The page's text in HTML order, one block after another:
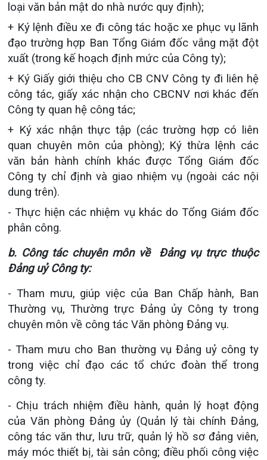
loại văn bản mật do nhà nước quy định);
+ Ký lệnh điều xe đi công tác hoặc xe phục vụ lãnh
đạo trường hợp Ban Tổng Giám đốc vắng mặt đột
xuất (trong kế hoạch định mức của Công ty);
+ Ký Giấy giới thiệu cho CB CNV Công ty đi liên hệ
công tác, giấy xác nhận cho CBCNV nơi khác đến
Công ty quan hệ công tác;
+ Ký xác nhận thực tập (các trường hợp có liên
quan chuyên môn của phòng); Ký thừa lệnh các
văn bản hành chính khác được Tổng Giám đốc
Công ty chỉ định và giao nhiệm vụ (ngoài các nội
dung trên).
- Thực hiện các nhiệm vụ khác do Tổng Giám đốc
phân công.
b. Công tác chuyên môn về Đảng vụ trực thuộc
Đảng uỷ Công ty:
- Tham mưu, giúp việc của Ban Chấp hành, Ban
Thường vụ, Thường trực Đảng ủy Công ty trong
chuyên môn về công tác Văn phòng Đảng vụ.
- Tham mưu cho Ban thường vụ Đảng uỷ công ty
trong việc chỉ đạo các tổ chức đoàn thể trong
công ty.
- Chịu trách nhiệm điều hành, quản lý hoạt động
của Văn phòng Đảng ủy (Quản lý tài chính Đảng,
công tác văn thư, lưu trữ, quản lý hồ sơ đảng viên,
máy móc thiết bị, tài sản công; điều phối công việc